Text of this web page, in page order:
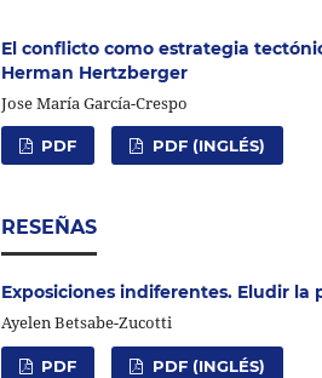
El conflicto como estrategia
Herman Hertzberger
Jose María García-Crespo
PDF PDF (INGLÉS)
RESEÑAS
Exposiciones indiferentes. Eludir
Ayelen Betsabe-Zucotti
PDF PDF (INGLÉS)